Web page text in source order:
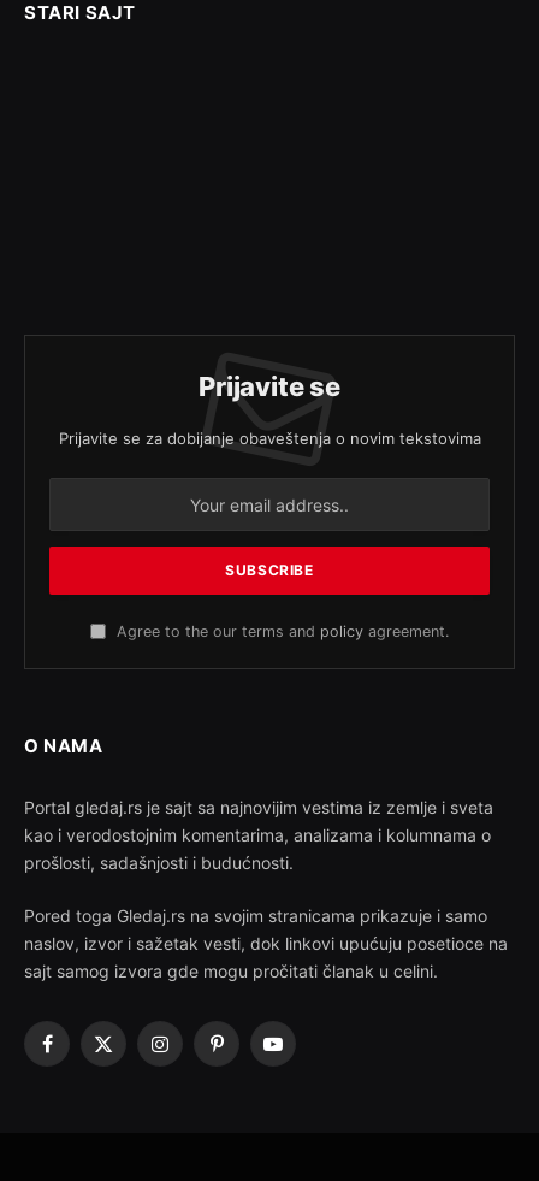
STARI SAJT
Prijavite se
Prijavite se za dobijanje obaveštenja o novim tekstovima
Agree to the our terms and policy agreement.
O NAMA
Portal gledaj.rs je sajt sa najnovijim vestima iz zemlje i sveta
kao i verodostojnim komentarima, analizama i kolumnama o
prošlosti, sadašnjosti i budućnosti.
Pored toga Gledaj.rs na svojim stranicama prikazuje i samo
naslov, izvor i sažetak vesti, dok linkovi upućuju posetioce na
sajt samog izvora gde mogu pročitati članak u celini.
Facebook
X
InstagramPinterestYouTube